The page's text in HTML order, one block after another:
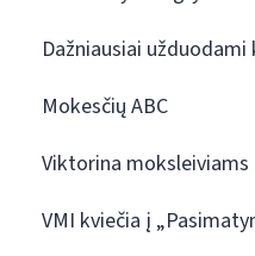
Dažniausiai užduodami
Mokesčių ABC
Viktorina moksleiviams
VMI kviečia į